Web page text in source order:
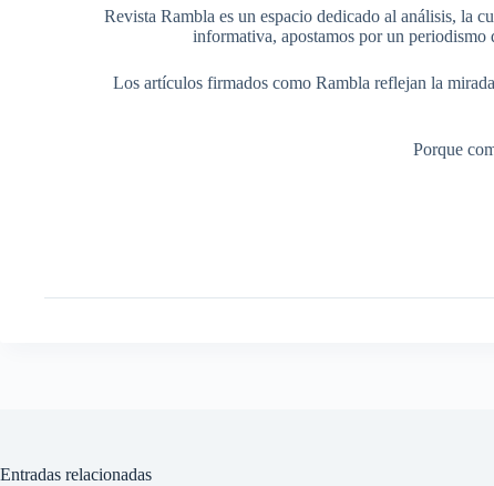
Revista Rambla es un espacio dedicado al análisis, la
informativa, apostamos por un periodismo
Los artículos firmados como Rambla reflejan la
Porque
Entradas relacionadas